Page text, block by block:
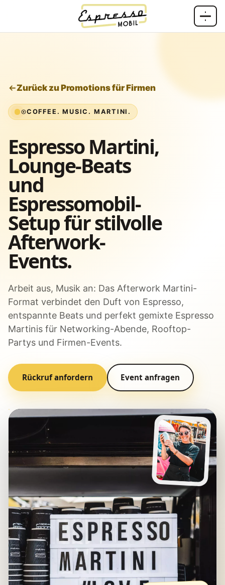
Zurück zu Promotions für Firmen
COFFEE. MUSIC. MARTINI.
Espresso Martini,
Lounge-Beats
und
Espressomobil-
Setup für stilvolle
Afterwork-
Events.
Arbeit aus, Musik an: Das Afterwork Martini-
Format verbindet den Duft von Espresso,
entspannte Beats und perfekt gemixte Espresso
Martinis für Networking-Abende, Rooftop-
Partys und Firmen-Events.
Rückruf anfordern Event anfragen